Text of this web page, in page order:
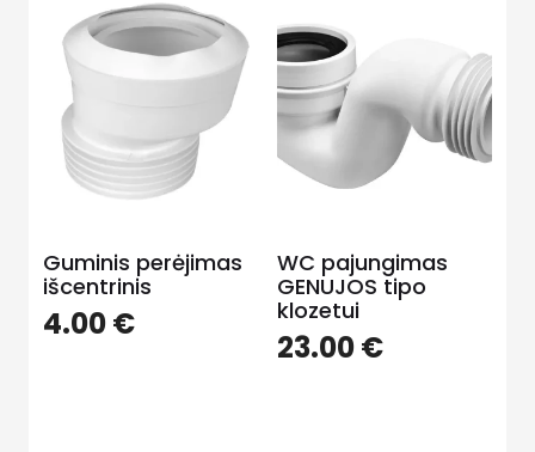
Guminis perėjimas
išcentrinis
4.00€
WC pajungimas
GENUJOS tipo
klozetui
23.00€